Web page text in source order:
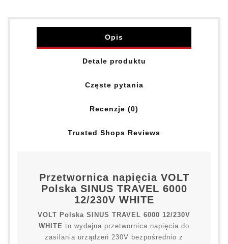
Opis
Detale produktu
Częste pytania
Recenzje (0)
Trusted Shops Reviews
Przetwornica napięcia VOLT
Polska SINUS TRAVEL 6000
12/230V WHITE
VOLT Polska SINUS TRAVEL 6000 12/230V
WHITE to wydajna przetwornica napięcia do
zasilania urządzeń 230V bezpośrednio z